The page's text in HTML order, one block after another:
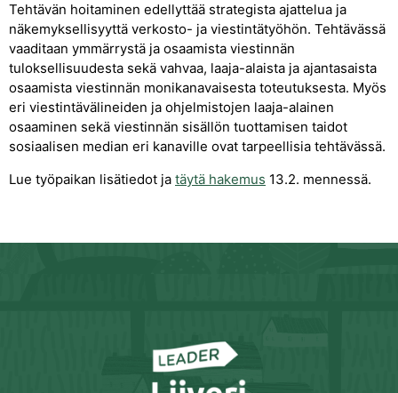
Tehtävän hoitaminen edellyttää strategista ajattelua ja
näkemyksellisyyttä verkosto- ja viestintätyöhön. Tehtävässä
vaaditaan ymmärrystä ja osaamista viestinnän
tuloksellisuudesta sekä vahvaa, laaja-alaista ja ajantasaista
osaamista viestinnän monikanavaisesta toteutuksesta. Myös
eri viestintävälineiden ja ohjelmistojen laaja-alainen
osaaminen sekä viestinnän sisällön tuottamisen taidot
sosiaalisen median eri kanaville ovat tarpeellisia tehtävässä.
Lue työpaikan lisätiedot ja täytä hakemus 13.2. mennessä.